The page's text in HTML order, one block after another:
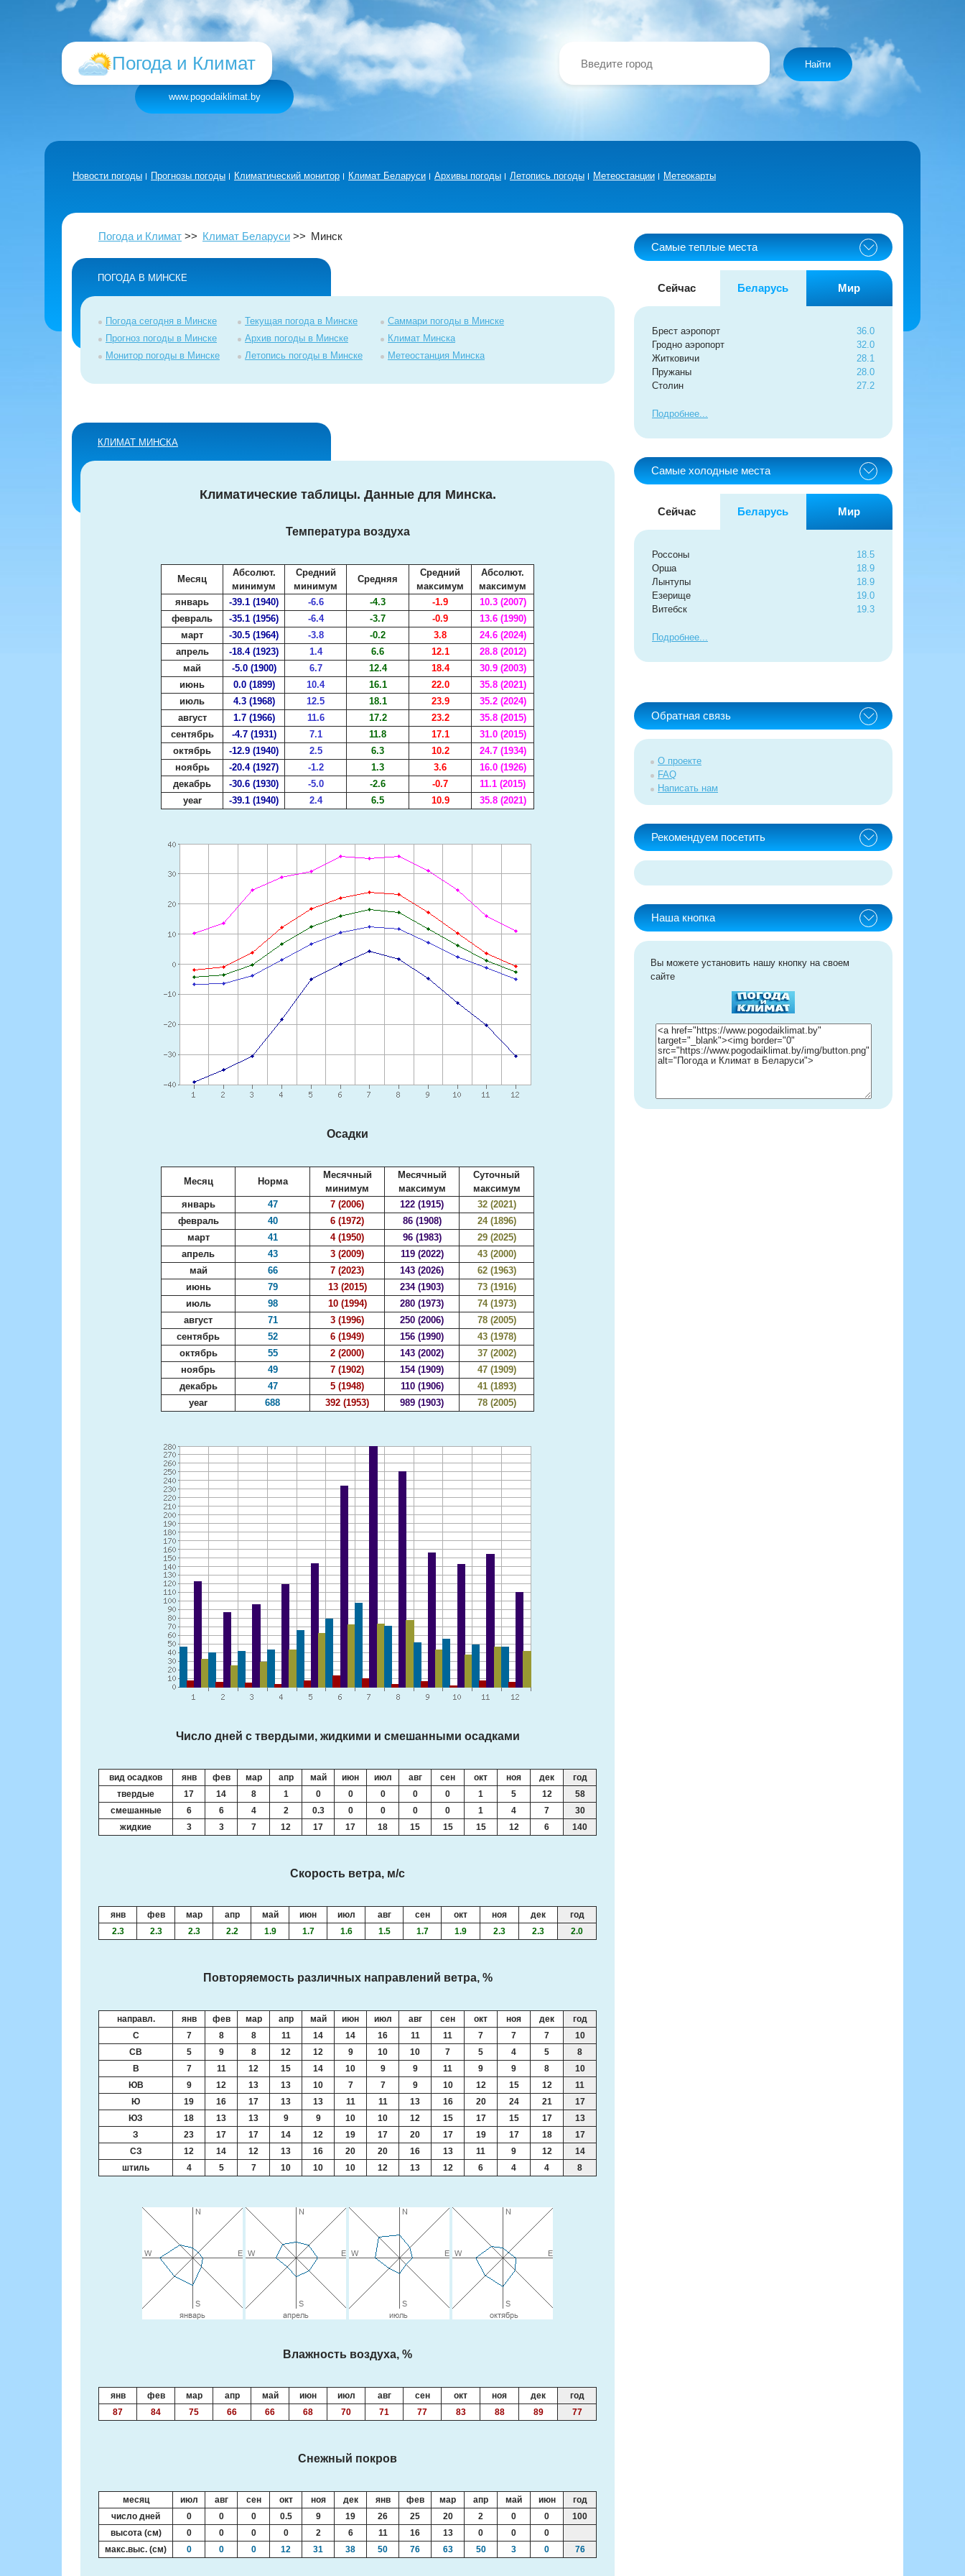
Погода и Климат
www.pogodaiklimat.by
Найти
Новости погоды Прогнозы погоды Климатический монитор Климат Беларуси Архивы погоды Летопись погоды Метеостанции Метеокарты
Погода и Климат Климат Беларуси Минск
ПОГОДА В МИНСКЕ
Погода сегодня в Минске
Прогноз погоды в Минске
Монитор погоды в Минске
Текущая погода в Минске
Архив погоды в Минске
Летопись погоды в Минске
Саммари погоды в Минске
Климат Минска
Метеостанция Минска
КЛИМАТ МИНСКА
Климатические таблицы. Данные для Минска.
Температура воздуха
Месяц
Абсолют.
минимум
Средний
минимум
Средняя
Средний
максимум
Абсолют.
максимум
январь
-39.1 (1940) -6.6 -4.3 -1.9
10.3 (2007)
февраль
-35.1 (1956) -6.4 -3.7 -0.9
13.6 (1990)
март
-30.5 (1964) -3.8 -0.2 3.8
24.6 (2024)
апрель
-18.4 (1923) 1.4 6.6 12.1
28.8 (2012)
май
-5.0 (1900) 6.7 12.4 18.4
30.9 (2003)
июнь
0.0 (1899) 10.4 16.1 22.0
35.8 (2021)
июль
4.3 (1968) 12.5 18.1 23.9
35.2 (2024)
август
1.7 (1966) 11.6 17.2 23.2
35.8 (2015)
сентябрь
-4.7 (1931) 7.1 11.8 17.1
31.0 (2015)
октябрь
-12.9 (1940) 2.5 6.3 10.2
24.7 (1934)
ноябрь
-20.4 (1927) -1.2 1.3 3.6
16.0 (1926)
декабрь
-30.6 (1930) -5.0 -2.6 -0.7
11.1 (2015)
year
-39.1 (1940) 2.4 6.5 10.9 35.8 (2021)
Осадки
Месяц Норма
Месячный
минимум
Месячный
максимум
Суточный
максимум
январь
47 7 (2006) 122 (1915)
32 (2021)
февраль
40 6 (1972) 86 (1908)
24 (1896)
март
41 4 (1950) 96 (1983)
29 (2025)
апрель
43 3 (2009) 119 (2022)
43 (2000)
май
66 7 (2023) 143 (2026)
62 (1963)
июнь
79 13 (2015) 234 (1903)
73 (1916)
июль
98 10 (1994) 280 (1973)
74 (1973)
август
71 3 (1996) 250 (2006)
78 (2005)
сентябрь
52 6 (1949) 156 (1990)
43 (1978)
октябрь
55 2 (2000) 143 (2002)
37 (2002)
ноябрь
49 7 (1902) 154 (1909)
47 (1909)
декабрь
47 5 (1948) 110 (1906)
41 (1893)
year
688 392 (1953) 989 (1903) 78 (2005)
Число дней с твердыми, жидкими и смешанными осадками
вид осадков янв фев мар апр май июн июл авг сен окт ноя дек
год
твердые
17 14 8 1 0 0 0 0 0 1 5 12
58
смешанные
6 6 4 2 0.3 0 0 0 0 1 4 7
30
жидкие
3 3 7 12 17 17 18 15 15 15 12 6 140
Скорость ветра, м/с
янв фев мар апр май июн июл авг сен окт ноя дек
год
2.3
2.3 2.3 2.2 1.9 1.7 1.6 1.5 1.7 1.9 2.3 2.3 2.0
Повторяемость различных направлений ветра, %
направл. янв фев мар апр май июн июл авг сен окт ноя дек
год
С
7 8 8 11 14 14 16 11 11 7 7 7
10
СВ
5 9 8 12 12 9 10 10 7 5 4 5
8
В
7 11 12 15 14 10 9 9 11 9 9 8
10
ЮВ
9 12 13 13 10 7 7 9 10 12 15 12
11
Ю
19 16 17 13 13 11 11 13 16 20 24 21
17
ЮЗ
18 13 13 9 9 10 10 12 15 17 15 17
13
З
23 17 17 14 12 19 17 20 17 19 17 18
17
СЗ
12 14 12 13 16 20 20 16 13 11 9 12
14
штиль
4 5 7 10 10 10 12 13 12 6 4 4 8
Влажность воздуха, %
янв фев мар апр май июн июл авг сен окт ноя дек
год
87
84 75 66 66 68 70 71 77 83 88 89 77
Снежный покров
месяц июл авг сен окт ноя дек янв фев мар апр май июн
год
число дней
0 0 0 0.5 9 19 26 25 20 2 0 0
100
высота (см)
0 0 0 0 2 6 11 16 13 0 0
0
макс.выс. (см)
0 0 0 12 31 38 50 76 63 50 3 0 76
Самые теплые места
Сейчас Беларусь Мир
Брест аэропорт
Гродно аэропорт
Житковичи
Пружаны
Столин
36.0
32.0
28.1
28.0
27.2
Подробнее
Самые холодные места
Сейчас Беларусь Мир
Россоны
Орша
Лынтупы
Езерище
Витебск
18.5
18.9
18.9
19.0
19.3
Подробнее
Обратная связь
О проекте
FAQ
Написать нам
Рекомендуем посетить
Наша кнопка
Вы можете установить нашу кнопку на своем
сайте